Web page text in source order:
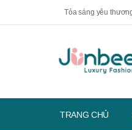
Tỏa sáng yêu
TRANG CHỦ